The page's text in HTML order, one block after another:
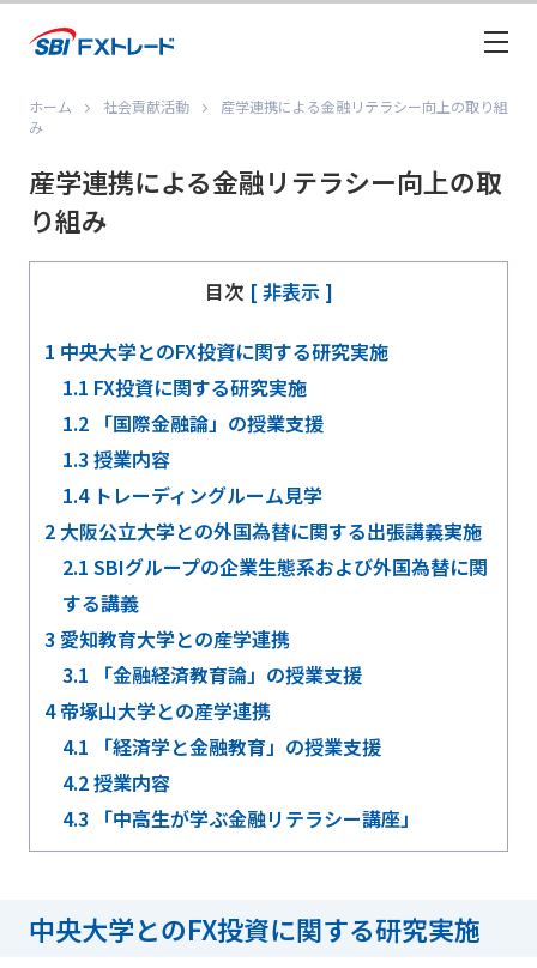
ホーム 社会貢献活動
産学連携による金融リテラシー向上の取り組
み
産学連携による金融リテラシー向上の取
り組み
目次 [ 非表示 ]
1 中央大学とのFX投資に関する研究実施
1.1 FX投資に関する研究実施
1.2 「国際金融論」の授業支援
1.3授業内容
1.4トレーディングルーム見学
2 大阪公立大学との外国為替に関する出張講義実施
2.1 SBIグループの企業生態系および外国為替に関
する講義
3 愛知教育大学との産学連携
3.1 「金融経済教育論」の授業支援
4帝塚山大学との産学連携
4.1 「経済学と金融教育」の授業支援
4.2授業内容
4.3 「中高生が学ぶ金融リテラシー講座」
中央大学とのFX投資に関する研究実施